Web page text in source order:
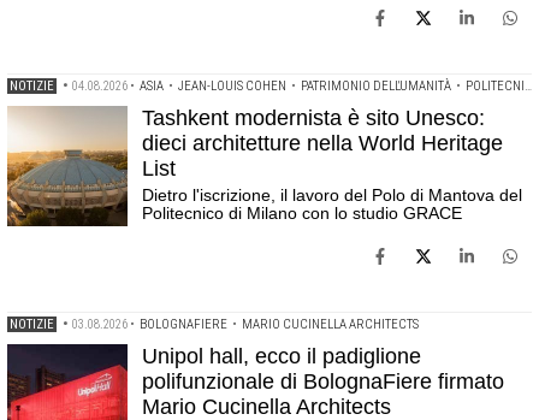
NOTIZIE • 04.08.2026 • ASIA • JEAN-LOUIS COHEN • PATRIMONIO DELL'UMANITÀ • POLITECNICO DI MILANO
Tashkent modernista è sito Unesco:
dieci architetture nella World Heritage
List
Dietro l'iscrizione, il lavoro del Polo di Mantova del
Politecnico di Milano con lo studio GRACE
NOTIZIE • 03.08.2026 • BOLOGNAFIERE • MARIO CUCINELLA ARCHITECTS
Unipol hall, ecco il padiglione
polifunzionale di BolognaFiere firmato
Mario Cucinella Architects